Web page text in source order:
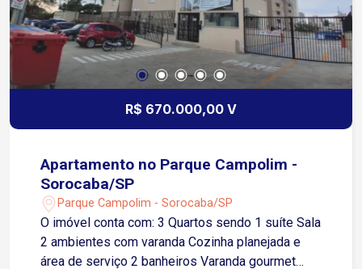
R$ 670.000,00 V
Apartamento no Parque Campolim -
Sorocaba/SP
Parque Campolim - Sorocaba/SP
O imóvel conta com: 3 Quartos sendo 1 suíte Sala
2 ambientes com varanda Cozinha planejada e
área de serviço 2 banheiros Varanda gourmet